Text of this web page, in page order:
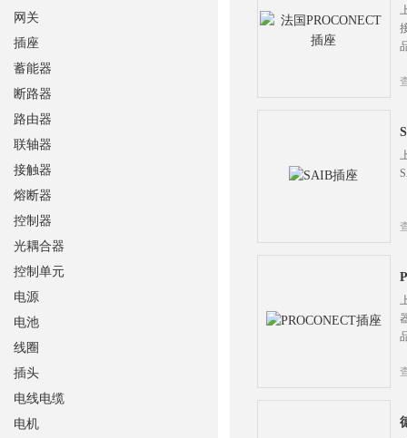
网关
插座
蓄能器
断路器
路由器
联轴器
接触器
熔断器
控制器
光耦合器
控制单元
电源
电池
线圈
插头
电线电缆
电机